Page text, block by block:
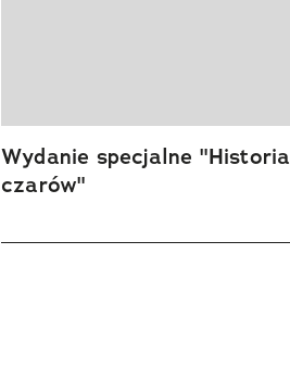
Wydanie specjalne "Historia
czarów"